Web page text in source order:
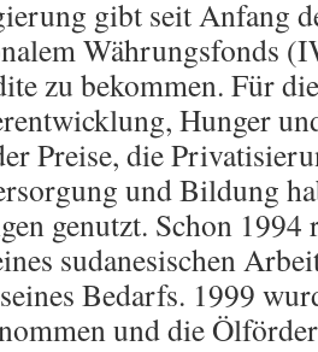
gibt seit Anfang
Währungsfonds
zu bekommen. Für
Hunger
Preise, die
und Bildung
genutzt. Schon 1994
sudanesischen
Bedarfs. 1999
und die